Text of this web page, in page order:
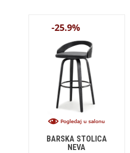
-25.9%
BARSKA STOLICA
NEVA